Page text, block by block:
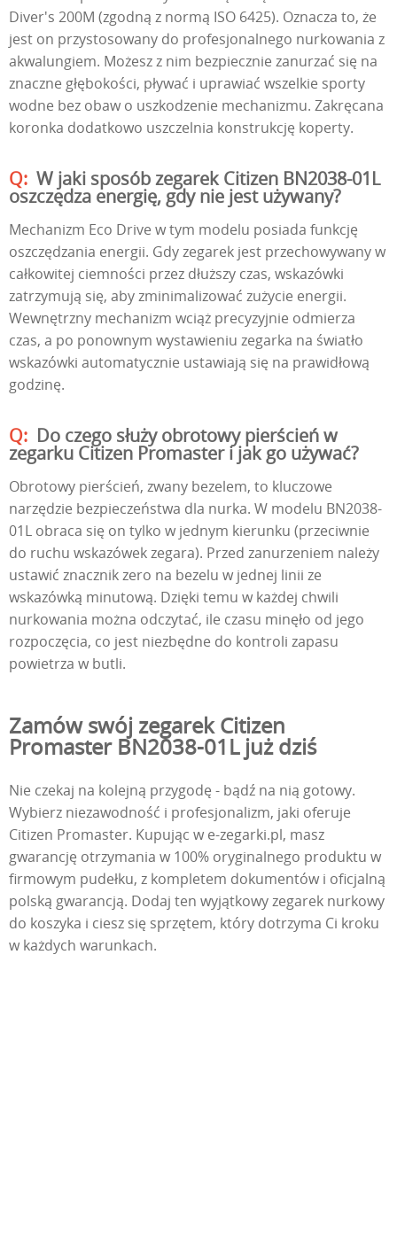
Diver's 200M (zgodną z normą ISO 6425). Oznacza to, że
jest on przystosowany do profesjonalnego nurkowania z
akwalungiem. Możesz z nim bezpiecznie zanurzać się na
znaczne głębokości, pływać i uprawiać wszelkie sporty
wodne bez obaw o uszkodzenie mechanizmu. Zakręcana
koronka dodatkowo uszczelnia konstrukcję koperty.
W jaki sposób zegarek Citizen BN2038-01L
oszczędza energię, gdy nie jest używany?
Mechanizm Eco Drive w tym modelu posiada funkcję
oszczędzania energii. Gdy zegarek jest przechowywany w
całkowitej ciemności przez dłuższy czas, wskazówki
zatrzymują się, aby zminimalizować zużycie energii.
Wewnętrzny mechanizm wciąż precyzyjnie odmierza
czas, a po ponownym wystawieniu zegarka na światło
wskazówki automatycznie ustawiają się na prawidłową
godzinę.
Do czego służy obrotowy pierścień w
zegarku Citizen Promaster i jak go używać?
Obrotowy pierścień, zwany bezelem, to kluczowe
narzędzie bezpieczeństwa dla nurka. W modelu BN2038-
01L obraca się on tylko w jednym kierunku (przeciwnie
do ruchu wskazówek zegara). Przed zanurzeniem należy
ustawić znacznik zero na bezelu w jednej linii ze
wskazówką minutową. Dzięki temu w każdej chwili
nurkowania można odczytać, ile czasu minęło od jego
rozpoczęcia, co jest niezbędne do kontroli zapasu
powietrza w butli.
Zamów swój zegarek Citizen
Promaster BN2038-01L już dziś
Nie czekaj na kolejną przygodę - bądź na nią gotowy.
Wybierz niezawodność i profesjonalizm, jaki oferuje
Citizen Promaster. Kupując w e-zegarki.pl, masz
gwarancję otrzymania w 100% oryginalnego produktu w
firmowym pudełku, z kompletem dokumentów i oficjalną
polską gwarancją. Dodaj ten wyjątkowy zegarek nurkowy
do koszyka i ciesz się sprzętem, który dotrzyma Ci kroku
w każdych warunkach.